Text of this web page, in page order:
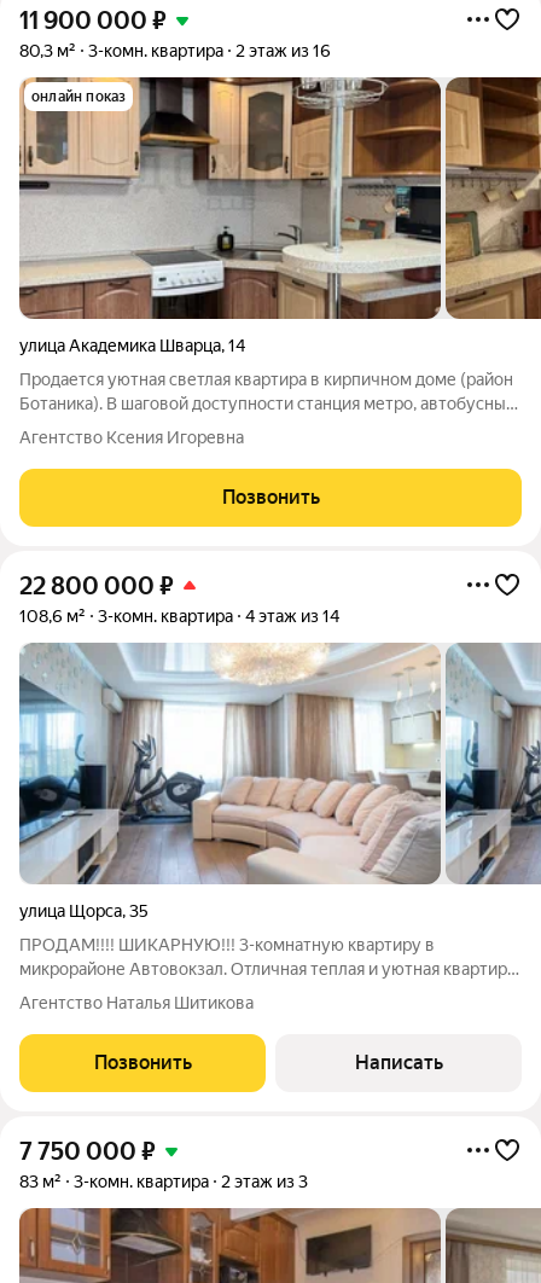
11 900 000 ₽
80,3 м² 3-комн. квартира 2 этаж из 16
онлайн показ
улица Академика Шварца,14
Продается уютная светлая квартира в кирпичном доме (район
Ботаника). В шаговой доступности станция метро, автобусные
остановки, ТЦ «Дирижабль», супермаркет «Окей» и удобные
аллеи для прогулок. В квартире выполнен качественный
классический ремонт.
Агентство Ксения Игоревна
Позвонить
22 800 000 ₽
108,6 м² 3-комн. квартира 4 этаж из 14
улица Щорса,35
ПРОДАМ!!!! ШИКАРНУЮ!!! 3-комнатную квартиру в
микрорайоне Автовокзал. Отличная теплая и уютная квартира
в кирпичном доме - в стиле сталинского ампира - для дружной
ремонтом. Кухня объединена с
Агентство Наталья Шитикова
Позвонить Написать
7 750 000 ₽
83 м² 3-комн. квартира 2 этаж из 3